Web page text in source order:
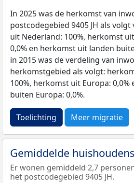
In 2025 was de herkomst van
postcodegebied 9405 JH als
uit Nederland: 100%, herkomst
0,0% en herkomst uit landen
in 2015 was de verdeling van
herkomstgebied als volgt:
100%, herkomst uit Europa:
buiten Europa: 0,0%.
Toelichting Meer migratie
Gemiddelde
Er wonen gemiddeld 2,7
het postcodegebied 9405 JH.